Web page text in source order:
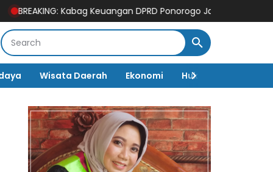
Kabag Keuangan DPRD Ponorogo Jadi Tersangka, Diduga
Wisata Daerah Ekonomi Hukum & Kriminal